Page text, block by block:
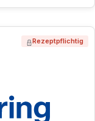
Rezeptpflichtig